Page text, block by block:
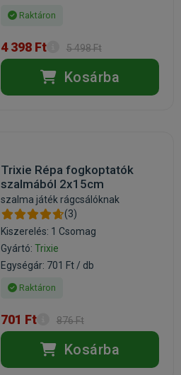
Raktáron
4 398 Ft 5 498 Ft
Kosárba
Trixie Répa fogkoptatók
szalmából 2x15cm
szalma játék rágcsálóknak
(3)
Kiszerelés: 1 Csomag
Gyártó: Trixie
Egységár: 701 Ft / db
Raktáron
701 Ft 876 Ft
Kosárba